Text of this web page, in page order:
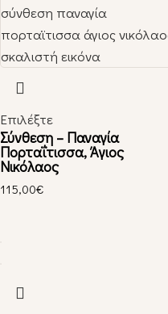
Επιλέξτε
Σύνθεση – Παναγία
Πορταΐτισσα, Άγιος
Νικόλαος
115,00€